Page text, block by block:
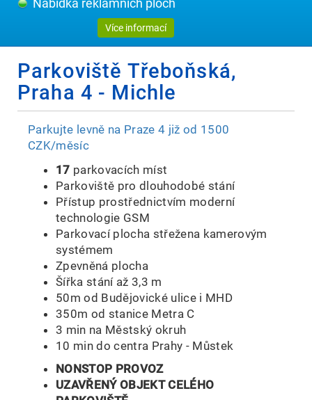
Nabídka reklamních ploch
Více informací
Parkoviště Třeboňská,
Praha 4 - Michle
Parkujte levně na Praze 4 již od 1500
CZK/měsíc
17 parkovacích míst
Parkoviště pro dlouhodobé stání
Přístup prostřednictvím moderní
technologie GSM
Parkovací plocha střežena kamerovým
systémem
Zpevněná plocha
Šířka stání až 3,3 m
50m od Budějovické ulice i MHD
350m od stanice Metra C
3 min na Městský okruh
10 min do centra Prahy - Můstek
NONSTOP PROVOZ
UZAVŘENÝ OBJEKT CELÉHO